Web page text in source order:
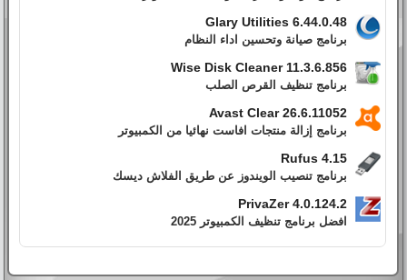
Glary Utilities 6.44.0.48
برنامج صيانة وتحسين اداء النظام
Wise Disk Cleaner 11.3.6.856
برنامج تنظيف القرص الصلب
Avast Clear 26.6.11052
برنامج إزالة منتجات افاست نهائيا من الكمبيوتر
Rufus 4.15
برنامج تنصيب الويندوز عن طريق الفلاش ديسك
PrivaZer 4.0.124.2
افضل برنامج تنظيف الكمبيوتر 2025